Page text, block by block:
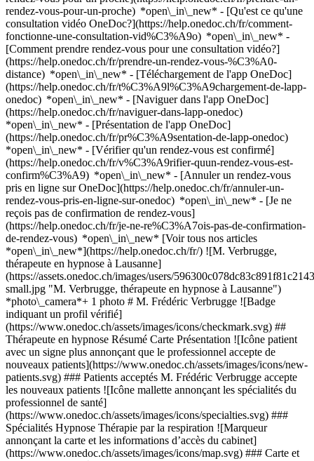
rendez-vous-pour-un-proche) *open\_in\_new* - [Qu'est ce qu'une
consultation vidéo OneDoc?](https://help.onedoc.ch/fr/comment-
fonctionne-une-consultation-vid%C3%A9o) *open\_in\_new* -
[Comment prendre rendez-vous pour une consultation vidéo?]
(https://help.onedoc.ch/fr/prendre-un-rendez-vous-%C3%A0-
distance) *open\_in\_new* - [Téléchargement de l'app OneDoc]
(https://help.onedoc.ch/fr/t%C3%A9l%C3%A9chargement-de-lapp-
onedoc) *open\_in\_new* - [Naviguer dans l'app OneDoc]
(https://help.onedoc.ch/fr/naviguer-dans-lapp-onedoc)
*open\_in\_new* - [Présentation de l'app OneDoc]
(https://help.onedoc.ch/fr/pr%C3%A9sentation-de-lapp-onedoc)
*open\_in\_new* - [Vérifier qu'un rendez-vous est confirmé]
(https://help.onedoc.ch/fr/v%C3%A9rifier-quun-rendez-vous-est-
confirm%C3%A9) *open\_in\_new* - [Annuler un rendez-vous
pris en ligne sur OneDoc](https://help.onedoc.ch/fr/annuler-un-
rendez-vous-pris-en-ligne-sur-onedoc) *open\_in\_new* - [Je ne
reçois pas de confirmation de rendez-vous]
(https://help.onedoc.ch/fr/je-ne-re%C3%A7ois-pas-de-confirmation-
de-rendez-vous) *open\_in\_new* [Voir tous nos articles
*open\_in\_new*](https://help.onedoc.ch/fr/) ![M. Verbrugge,
thérapeute en hypnose à Lausanne]
(https://assets.onedoc.ch/images/users/
small.jpg "M. Verbrugge, thérapeute en hypnose à Lausanne")
*photo\_camera*+ 1 photo # M. Frédéric Verbrugge ![Badge
indiquant un profil vérifié]
(https://www.onedoc.ch/assets/images/icons/checkmark.svg) ##
Thérapeute en hypnose Résumé Carte Présentation ![Icône patient
avec un signe plus annonçant que le professionnel accepte de
nouveaux patients](https://www.onedoc.ch/assets/images/icons/new-
patients.svg) ### Patients acceptés M. Frédéric Verbrugge accepte
les nouveaux patients ![Icône mallette annonçant les spécialités du
professionnel de santé]
(https://www.onedoc.ch/assets/images/icons/specialties.svg) ###
Spécialités Hypnose Thérapie par la respiration ![Marqueur
annonçant la carte et les informations d’accès du cabinet]
(https://www.onedoc.ch/assets/images/icons/map.svg) ### Carte et